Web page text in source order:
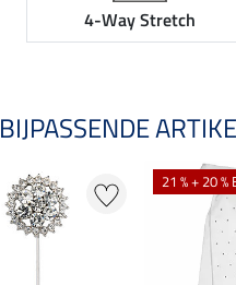
4-Way Stretch
BIJPASSENDE
21 % + 20 %